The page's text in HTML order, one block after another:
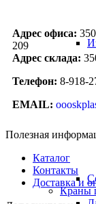
Краны
Адрес офиса:
209
Адрес склада:
Телефон: 8-918-
EMAIL:
Полезная
Каталог
Контакты
Доставка и